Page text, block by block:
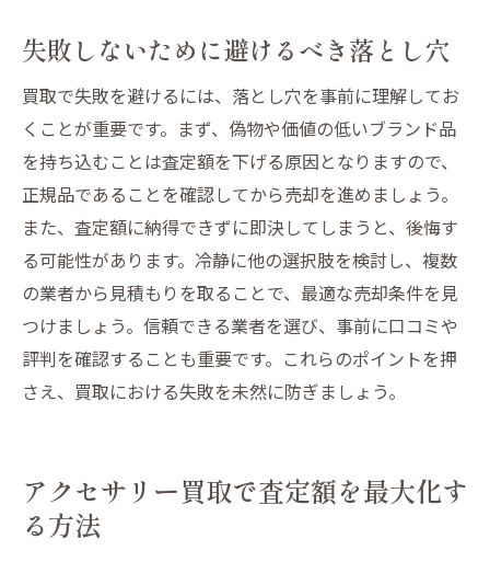
失敗しないために避けるべき落とし穴
買取で失敗を避けるには、落とし穴を事前に理解してお
くことが重要です。まず、偽物や価値の低いブランド品
を持ち込むことは査定額を下げる原因となりますので、
正規品であることを確認してから売却を進めましょう。
また、査定額に納得できずに即決してしまうと、後悔す
る可能性があります。冷静に他の選択肢を検討し、複数
の業者から見積もりを取ることで、最適な売却条件を見
つけましょう。信頼できる業者を選び、事前に口コミや
評判を確認することも重要です。これらのポイントを押
さえ、買取における失敗を未然に防ぎましょう。
アクセサリー買取で査定額を最大化す
る方法